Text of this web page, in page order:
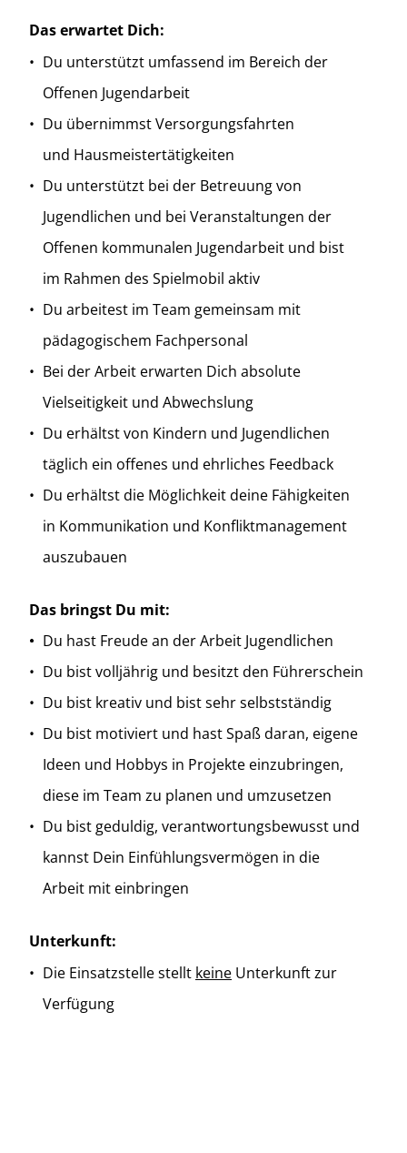
Das erwartet Dich:
Du unterstützt umfassend im Bereich der
Offenen Jugendarbeit
Du übernimmst Versorgungsfahrten
und Hausmeistertätigkeiten
Du unterstützt bei der Betreuung von
Jugendlichen und bei Veranstaltungen der
Offenen kommunalen Jugendarbeit und bist
im Rahmen des Spielmobil aktiv
Du arbeitest im Team gemeinsam mit
pädagogischem Fachpersonal
Bei der Arbeit erwarten Dich absolute
Vielseitigkeit und Abwechslung
Du erhältst von Kindern und Jugendlichen
täglich ein offenes und ehrliches Feedback
Du erhältst die Möglichkeit deine Fähigkeiten
in Kommunikation und Konfliktmanagement
auszubauen
Das bringst Du mit:
Du hast Freude an der Arbeit Jugendlichen
Du bist volljährig und besitzt den Führerschein
Du bist kreativ und bist sehr selbstständig
Du bist motiviert und hast Spaß daran, eigene
Ideen und Hobbys in Projekte einzubringen,
diese im Team zu planen und umzusetzen
Du bist geduldig, verantwortungsbewusst und
kannst Dein Einfühlungsvermögen in die
Arbeit mit einbringen
Unterkunft:
Die Einsatzstelle stellt keine Unterkunft zur
Verfügung